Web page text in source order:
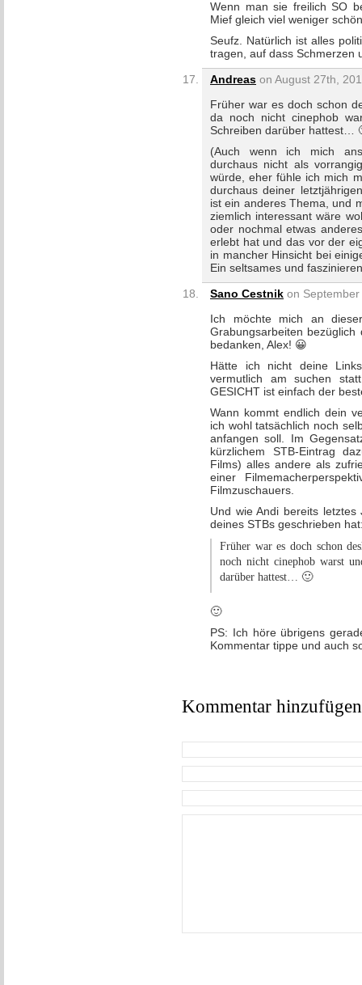
Wenn man sie freilich SO
Mief gleich viel weniger
Seufz. Natürlich ist alles
tragen, auf dass Schmerzen
Andreas on August 27th,
Früher war es doch schon
da noch nicht cinephob
Schreiben darüber hattest…
(Auch wenn ich mich
durchaus nicht als
würde, eher fühle ich mich
durchaus deiner
ist ein anderes Thema, und
ziemlich interessant wäre
oder nochmal etwas
erlebt hat und das vor der
in mancher Hinsicht bei
Ein seltsames und
Sano Cestnik on
Ich möchte mich an
Grabungsarbeiten bezüglich
bedanken, Alex! 😀
Hätte ich nicht deine
vermutlich am suchen
GESICHT ist einfach der
Wann kommt endlich dein
ich wohl tatsächlich noch
anfangen soll. Im
kürzlichem STB-Eintrag
Films) alles andere als
einer
Filmzuschauers.
Und wie Andi bereits
deines STBs geschrieben
Früher war es doch schon
noch nicht cinephob warst
darüber hattest… 🙂
🙂
PS: Ich höre übrigens
Kommentar tippe und auch
Kommentar hinzufügen